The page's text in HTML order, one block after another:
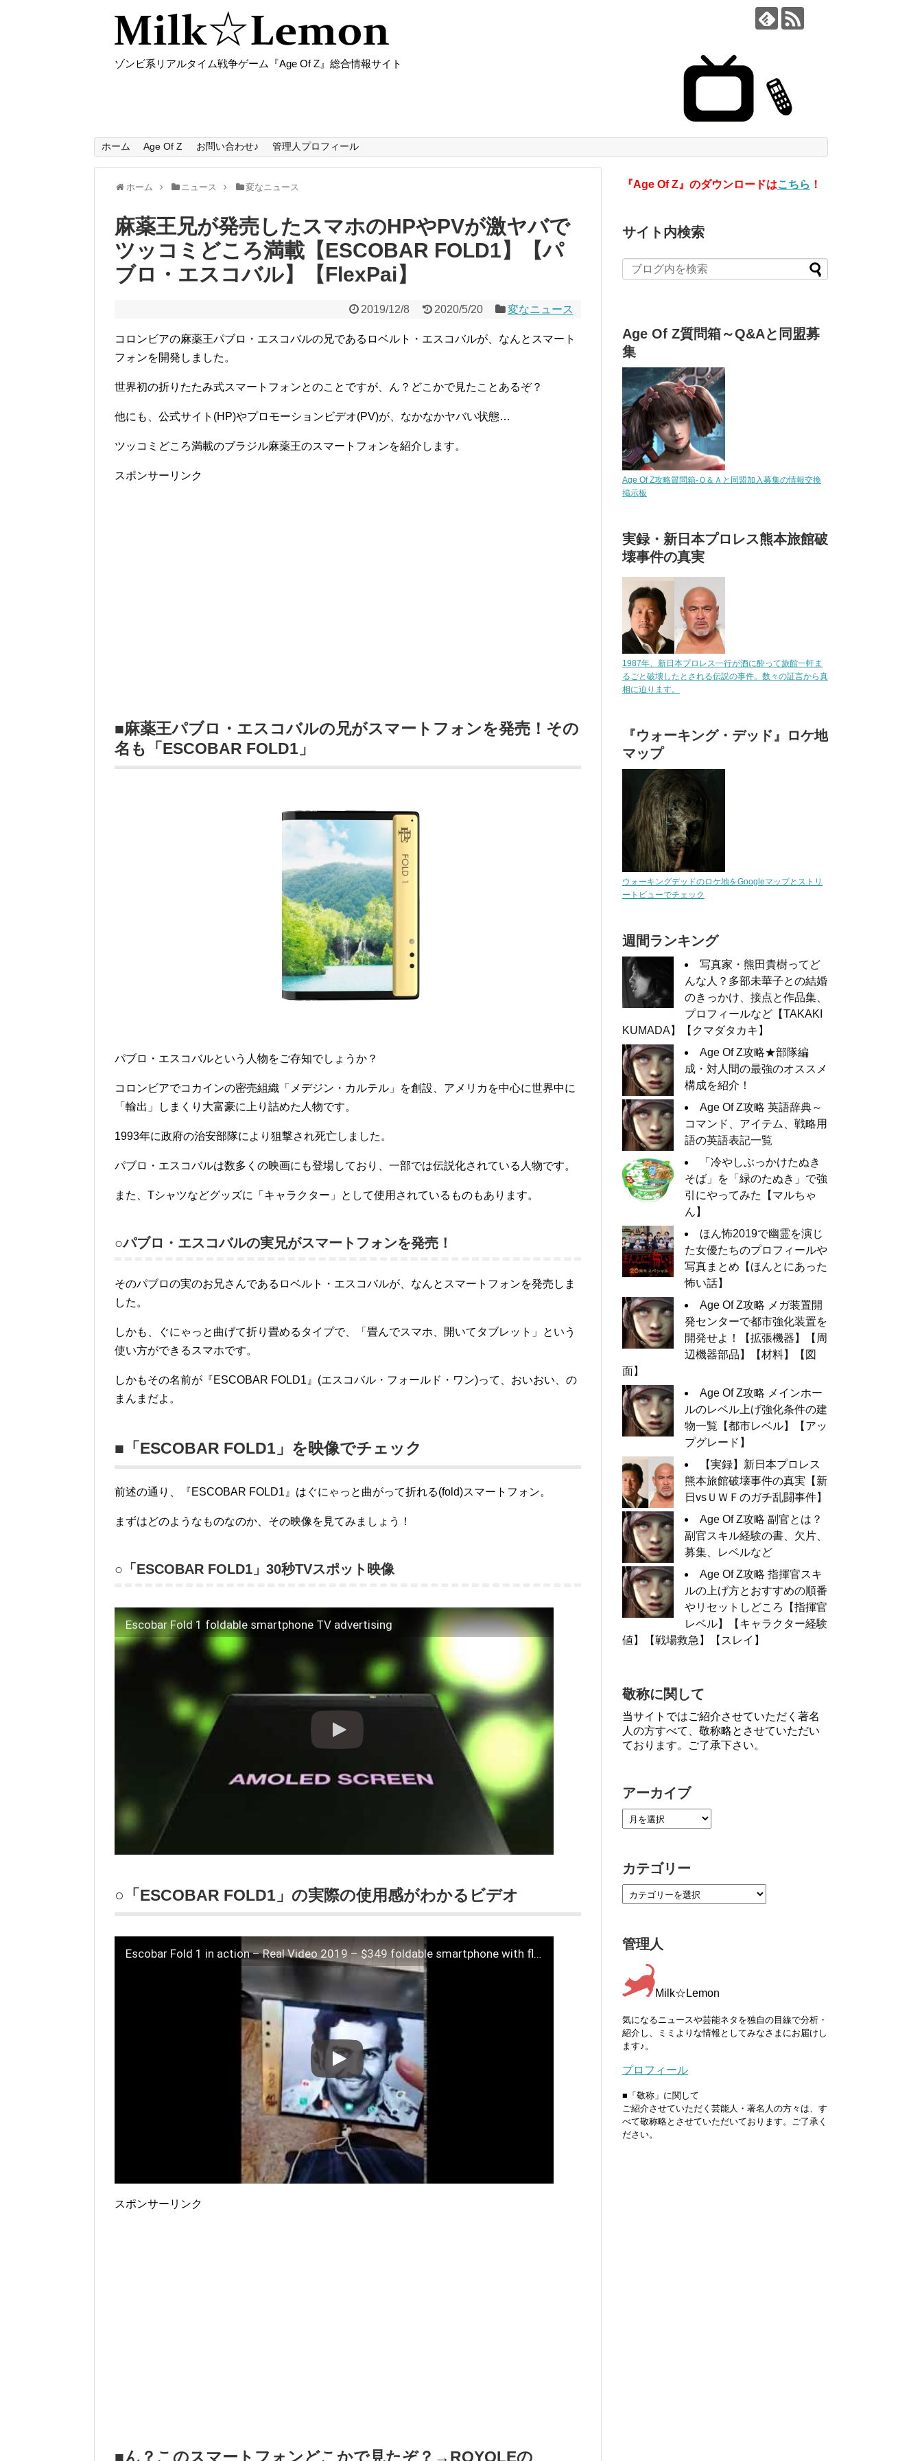
ゾンビ系リアルタイム戦争ゲーム『Age Of Z』総合情報サイト
ホーム Age Of Z お問い合わせ♪ 管理人プロフィール
ホーム ニュース 変なニュース
麻薬王兄が発売したスマホのHPやPVが激ヤバで
ツッコミどころ満載【ESCOBAR FOLD1】【パ
ブロ・エスコバル】【FlexPai】
2019/12/8 2020/5/20 変なニュース
コロンビアの麻薬王パブロ・エスコバルの兄であるロベルト・エスコバルが、なんとスマート
フォンを開発しました。
世界初の折りたたみ式スマートフォンとのことですが、ん？どこかで見たことあるぞ？
他にも、公式サイト(HP)やプロモーションビデオ(PV)が、なかなかヤバい状態…
ツッコミどころ満載のブラジル麻薬王のスマートフォンを紹介します。
スポンサーリンク
■麻薬王パブロ・エスコバルの兄がスマートフォンを発売！その
名も「ESCOBAR FOLD1」
パブロ・エスコバルという人物をご存知でしょうか？
コロンビアでコカインの密売組織「メデジン・カルテル」を創設、アメリカを中心に世界中に
「輸出」しまくり大富豪に上り詰めた人物です。
1993年に政府の治安部隊により狙撃され死亡しました。
パブロ・エスコバルは数多くの映画にも登場しており、一部では伝説化されている人物です。
また、Tシャツなどグッズに「キャラクター」として使用されているものもあります。
○パブロ・エスコバルの実兄がスマートフォンを発売！
そのパブロの実のお兄さんであるロベルト・エスコバルが、なんとスマートフォンを発売しま
した。
しかも、ぐにゃっと曲げて折り畳めるタイプで、「畳んでスマホ、開いてタブレット」という
使い方ができるスマホです。
しかもその名前が『ESCOBAR FOLD1』(エスコバル・フォールド・ワン)って、おいおい、の
まんまだよ。
■「ESCOBAR FOLD1」を映像でチェック
前述の通り、『ESCOBAR FOLD1』はぐにゃっと曲がって折れる(fold)スマートフォン。
まずはどのようなものなのか、その映像を見てみましょう！
○「ESCOBAR FOLD1」30秒TVスポット映像
Escobar Fold 1 foldable smartphone TV advertising
○「ESCOBAR FOLD1」の実際の使用感がわかるビデオ
Escobar Fold 1 in action – Real Video 2019 – $349 foldable smartphone with flexible screen
スポンサーリンク
■ん？このスマートフォンどこかで見たぞ？→ROYOLEの
『Age Of Z』のダウンロードはこちら ！
サイト内検索
Age Of Z質問箱～Q&Aと同盟募
集
Age Of Z攻略質問箱-Ｑ＆Ａと同盟加入募集の情報交換
掲示板
実録・新日本プロレス熊本旅館破
壊事件の真実
1987年、新日本プロレス一行が酒に酔って旅館一軒ま
るごと破壊したとされる伝説の事件。数々の証言から真
相に迫ります。
『ウォーキング・デッド』ロケ地
マップ
ウォーキングデッドのロケ地をGoogleマップとストリ
ートビューでチェック
週間ランキング
写真家・熊田貴樹ってど
んな人？多部未華子との結婚
のきっかけ、接点と作品集、
プロフィールなど【TAKAKI
KUMADA】【クマダタカキ】
Age Of Z攻略★部隊編
成・対人間の最強のオススメ
構成を紹介！
Age Of Z攻略 英語辞典～
コマンド、アイテム、戦略用
語の英語表記一覧
「冷やしぶっかけたぬき
そば」を「緑のたぬき」で強
引にやってみた【マルちゃ
ん】
ほん怖2019で幽霊を演じ
た女優たちのプロフィールや
写真まとめ【ほんとにあった
怖い話】
Age Of Z攻略 メガ装置開
発センターで都市強化装置を
開発せよ！【拡張機器】【周
辺機器部品】【材料】【図
面】
Age Of Z攻略 メインホー
ルのレベル上げ強化条件の建
物一覧【都市レベル】【アッ
プグレード】
【実録】新日本プロレス
熊本旅館破壊事件の真実【新
日vsＵＷＦのガチ乱闘事件】
Age Of Z攻略 副官とは？
副官スキル経験の書、欠片、
募集、レベルなど
Age Of Z攻略 指揮官スキ
ルの上げ方とおすすめの順番
やリセットしどころ【指揮官
レベル】【キャラクター経験
値】【戦場救急】【スレイ】
敬称に関して
当サイトではご紹介させていただく著名
人の方すべて、敬称略とさせていただい
ております。ご了承下さい。
アーカイブ
カテゴリー
管理人
Milk☆Lemon
気になるニュースや芸能ネタを独自の目線で分析・
紹介し、ミミよりな情報としてみなさまにお届けし
ます♪。
プロフィール
■「敬称」に関して
ご紹介させていただく芸能人・著名人の方々は、す
べて敬称略とさせていただいております。ご了承く
ださい。